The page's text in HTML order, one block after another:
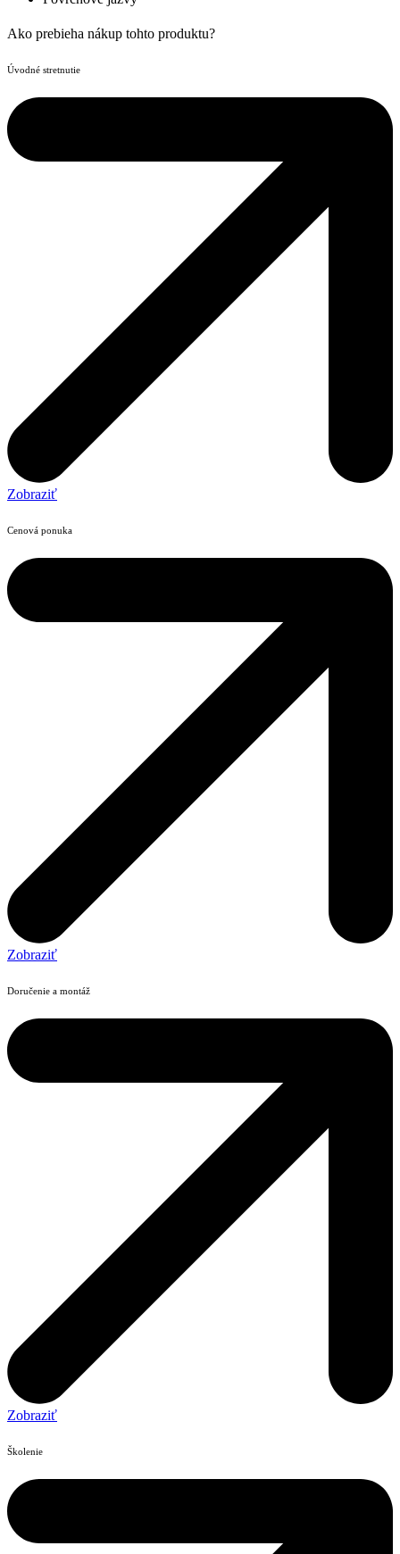
Ako prebieha nákup tohto produktu?
Úvodné stretnutie
Zobraziť
Cenová ponuka
Zobraziť
Doručenie a montáž
Zobraziť
Školenie